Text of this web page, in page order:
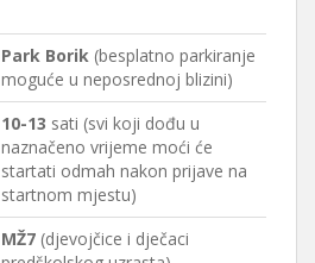
Park Borik (besplatno parkiranje
moguće u neposrednoj blizini)
10-13 sati (svi koji dođu u
naznačeno vrijeme moći će
startati odmah nakon prijave na
startnom mjestu)
MŽ7 (djevojčice i dječaci